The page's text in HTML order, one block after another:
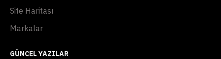
Site Haritası
Markalar
GÜNCEL YAZILAR